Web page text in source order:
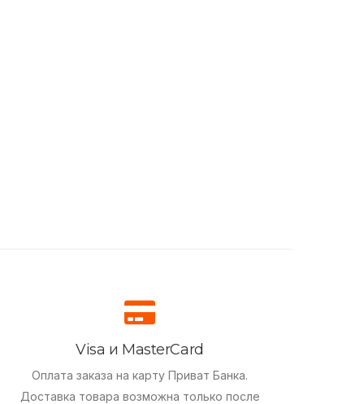
Visa и MasterCard
Оплата заказа на карту Приват Банка.
Доставка товара возможна только после